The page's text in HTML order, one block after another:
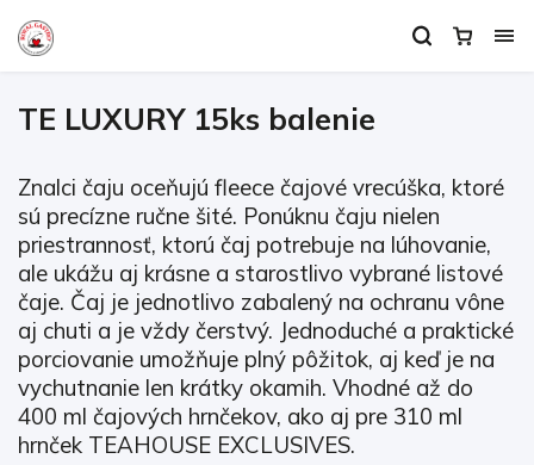
TE LUXURY 15ks balenie
Znalci čaju oceňujú fleece čajové vrecúška, ktoré
sú precízne ručne šité. Ponúknu čaju nielen
priestrannosť, ktorú čaj potrebuje na lúhovanie,
ale ukážu aj krásne a starostlivo vybrané listové
čaje. Čaj je jednotlivo zabalený na ochranu vône
aj chuti a je vždy čerstvý. Jednoduché a praktické
porciovanie umožňuje plný pôžitok, aj keď je na
vychutnanie len krátky okamih. Vhodné až do
400 ml čajových hrnčekov, ako aj pre 310 ml
hrnček TEAHOUSE EXCLUSIVES.